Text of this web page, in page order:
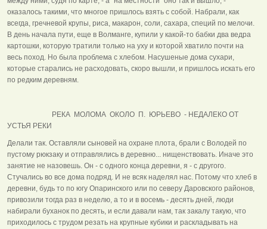
оказалось такими, что многое пришлось взять с собой. Набрали, как
всегда, гречневой крупы, риса, макарон, соли, сахара, специй по мелочи.
В день начала пути, еще в Волманге, купили у какой-то бабки два ведра
картошки, которую тратили только на уху и которой хватило почти на
весь поход. Но была проблема с хлебом. Насушеные дома сухари,
которые старались не расходовать, скоро вышли, и пришлось искать его
по редким деревням.
РЕКА МОЛОМА ОКОЛО П. ЮРЬЕВО - НЕДАЛЕКО ОТ
УСТЬЯ РЕКИ
Делали так. Оставляли сыновей на охране плота, брали с Володей по
пустому рюкзаку и отправлялись в деревню... нищенствовать. Иначе это
занятие не назовешь. Он - с одного конца деревни, я - с другого.
Стучались во все дома подряд. И не всяк наделял нас. Потому что хлеб в
деревни, будь то по югу Опаринского или по северу Даровского районов,
привозили тогда раз в неделю, а то и в восемь - десять дней, люди
набирали буханок по десять, и если давали нам, так закалу такую, что
приходилось с трудом резать на крупные кубики и раскладывать на